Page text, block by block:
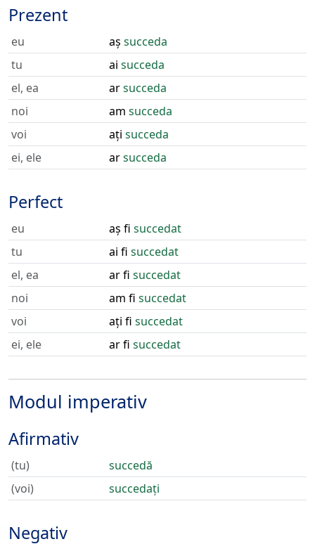
Prezent
eu aș succeda
tu
ai succeda
el, ea
arsucceda
noi
am succeda
voi
ați succeda
ei, ele
arsucceda
Perfect
eu aș fi succedat
tu
ai fi succedat
el, ea
ar fi succedat
noi
am fi succedat
voi
ați fi succedat
ei, ele
ar fi succedat
Modul imperativ
Afirmativ
(tu)
succedă
(voi)
succedați
Negativ